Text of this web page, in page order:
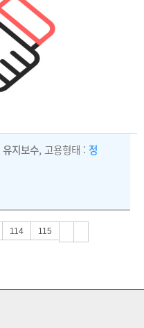
유지보수, 고용형태 : 정
114 115